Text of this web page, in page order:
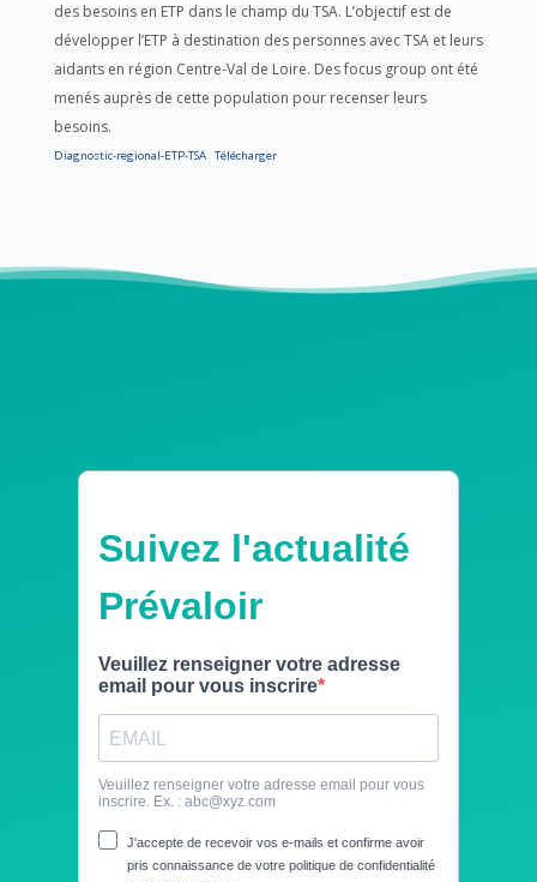
des besoins en ETP dans le champ du TSA. L’objectif est de
développer l’ETP à destination des personnes avec TSA et leurs
aidants en région Centre-Val de Loire. Des focus group ont été
menés auprès de cette population pour recenser leurs
besoins.
Diagnostic-regional-ETP-TSA Télécharger